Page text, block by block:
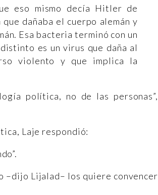
eso mismo decía Hitler de
dañaba el cuerpo alemán y
Esa bacteria terminó con un
es un virus que daña al
violento y que implica la
política, no de las personas”,
Laje respondió:
–dijo Lijalad– los quiere convencer